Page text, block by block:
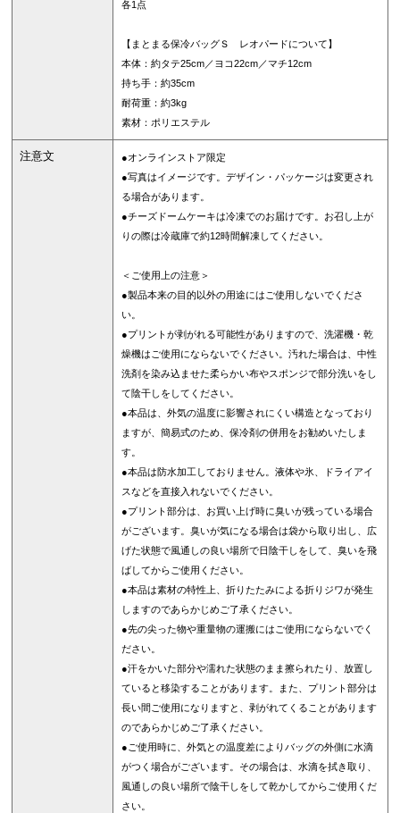
各1点
【まとまる保冷バッグＳ レオパードについて】
本体：約タテ25cm／ヨコ22cm／マチ12cm
持ち手：約35cm
耐荷重：約3kg
素材：ポリエステル
注意文
●オンラインストア限定
●写真はイメージです。デザイン・パッケージは変更され
る場合があります。
●チーズドームケーキは冷凍でのお届けです。お召し上が
りの際は冷蔵庫で約12時間解凍してください。
＜ご使用上の注意＞
●製品本来の目的以外の用途にはご使用しないでくださ
い。
●プリントが剥がれる可能性がありますので、洗濯機・乾
燥機はご使用にならないでください。汚れた場合は、中性
洗剤を染み込ませた柔らかい布やスポンジで部分洗いをし
て陰干しをしてください。
●本品は、外気の温度に影響されにくい構造となっており
ますが、簡易式のため、保冷剤の併用をお勧めいたしま
す。
●本品は防水加工しておりません。液体や氷、ドライアイ
スなどを直接入れないでください。
●プリント部分は、お買い上げ時に臭いが残っている場合
がございます。臭いが気になる場合は袋から取り出し、広
げた状態で風通しの良い場所で日陰干しをして、臭いを飛
ばしてからご使用ください。
●本品は素材の特性上、折りたたみによる折りジワが発生
しますのであらかじめご了承ください。
●先の尖った物や重量物の運搬にはご使用にならないでく
ださい。
●汗をかいた部分や濡れた状態のまま擦られたり、放置し
ていると移染することがあります。また、プリント部分は
長い間ご使用になりますと、剥がれてくることがあります
のであらかじめご了承ください。
●ご使用時に、外気との温度差によりバッグの外側に水滴
がつく場合がございます。その場合は、水滴を拭き取り、
風通しの良い場所で陰干しをして乾かしてからご使用くだ
さい。